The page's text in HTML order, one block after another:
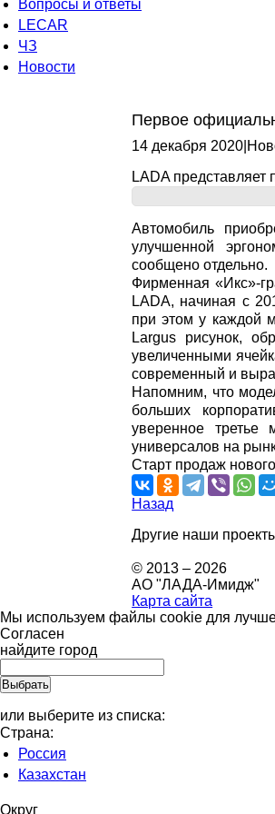
Вопросы и ответы
LECAR
ЧЗ
Новости
Первое
14 декабря 2020
LADA
Автомобиль
улучшенной
сообщено отдельно.
Фирменная «Икс»-
LADA, начиная с
при этом у каждой
Largus рисунок,
увеличенными
современный и
Напомним, что
больших
уверенное
универсалов на
Старт продаж
Назад
Другие наши
© 2013 – 2026
АО "ЛАДА-Имидж"
Карта сайта
Мы используем файлы cookie для
Согласен
найдите город
или выберите из списка:
Страна:
Россия
Казахстан
Округ